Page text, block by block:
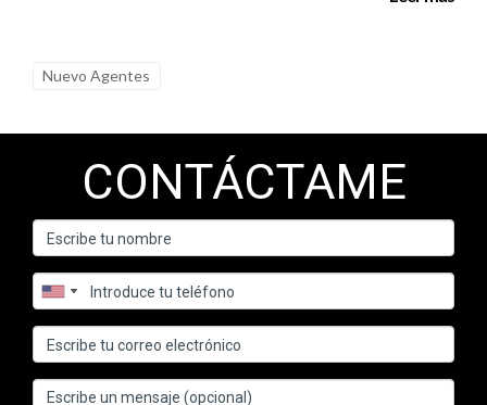
Nuevo Agentes
CONTÁCTAME